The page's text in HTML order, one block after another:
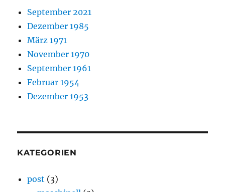
September 2021
Dezember 1985
März 1971
November 1970
September 1961
Februar 1954
Dezember 1953
KATEGORIEN
post (3)